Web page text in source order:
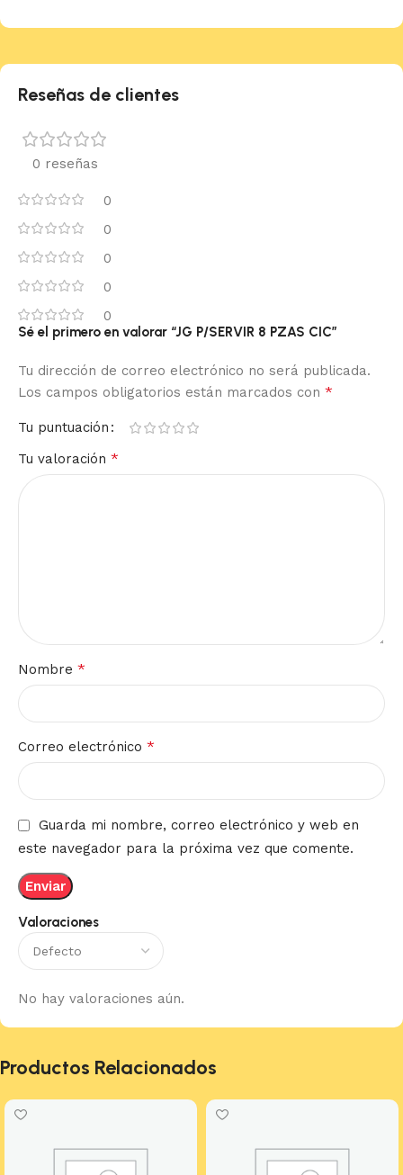
Reseñas de clientes
0 reseñas
0
0
0
0
0
Valoraciones
No hay valoraciones aún.
Sé el primero en valorar “JG P/SERVIR 8 PZAS CIC”
Tu dirección de correo electrónico no será publicada.
Los campos obligatorios están marcados con *
Tu puntuación
Tu valoración *
Nombre *
Correo electrónico *
Guarda mi nombre, correo electrónico y web en
este navegador para la próxima vez que comente.
Productos Relacionados